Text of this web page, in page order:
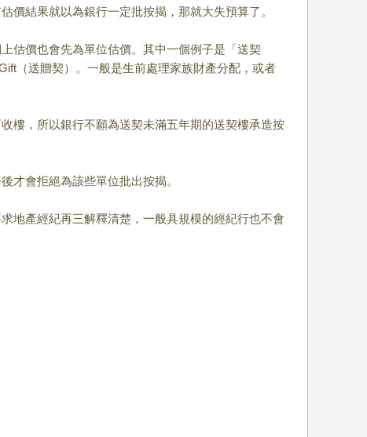
價結果就以為銀行一定批按揭，那就大失預算了。
價也會先為單位估價。其中一個例子是「送契
（送贈契）。一般是生前處理家族財產分配，或者
，所以銀行不願為送契未滿五年期的送契樓承造按
會拒絕為該些單位批出按揭。
產經紀再三解釋清楚，一般具規模的經紀行也不會